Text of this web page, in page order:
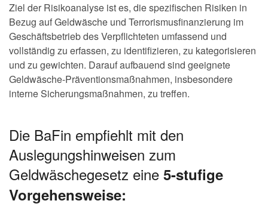
Ziel der Risikoanalyse ist es, die spezifischen Risiken in
Bezug auf Geldwäsche und Terrorismusfinanzierung im
Geschäftsbetrieb des Verpflichteten umfassend und
vollständig zu erfassen, zu identifizieren, zu kategorisieren
und zu gewichten. Darauf aufbauend sind geeignete
Geldwäsche-Präventionsmaßnahmen, insbesondere
interne Sicherungsmaßnahmen, zu treffen.
Die BaFin empfiehlt mit den
Auslegungshinweisen zum
Geldwäschegesetz eine 5-stufige
Vorgehensweise: